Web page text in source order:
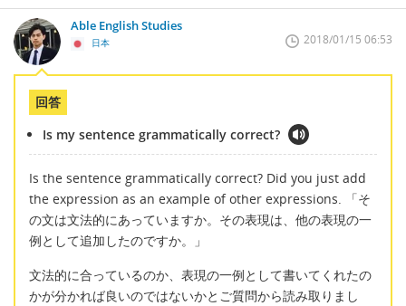
Able English Studies
日本 2018/01/15 06:53
回答
Is my sentence grammatically correct?
Is the sentence grammatically correct? Did you just add
the expression as an example of other expressions. 「そ
の文は文法的にあっていますか。その表現は、他の表現の一
例として追加したのですか。」
文法的に合っているのか、表現の一例として書いてくれたの
かが分かれば良いのではないかとご質問から読み取りまし